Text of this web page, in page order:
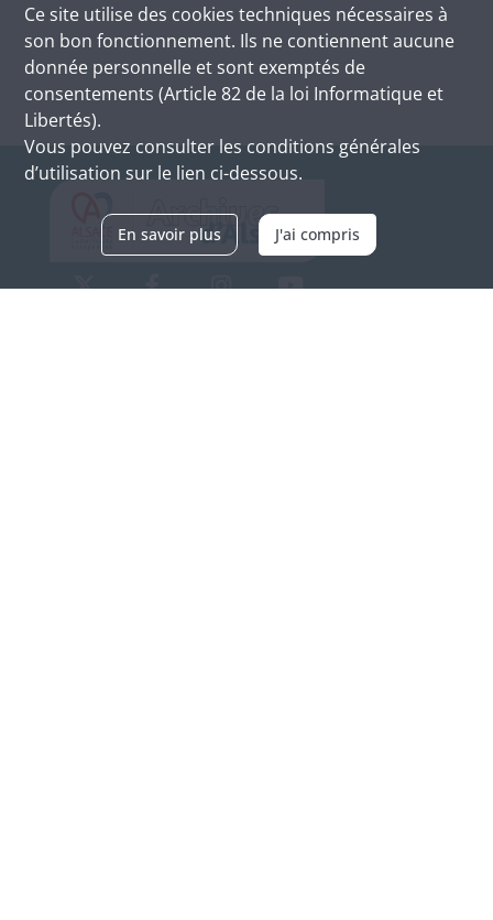
Ce site utilise des cookies techniques nécessaires à
son bon fonctionnement. Ils ne contiennent aucune
donnée personnelle et sont exemptés de
consentements (Article 82 de la loi Informatique et
Libertés).
Vous pouvez consulter les conditions générales
d’utilisation sur le lien ci-dessous.
En savoir plus J'ai compris